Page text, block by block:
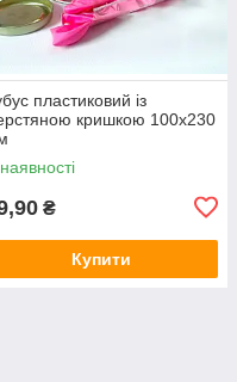
пластиковий із
кришкою 100х230
₴
Купити